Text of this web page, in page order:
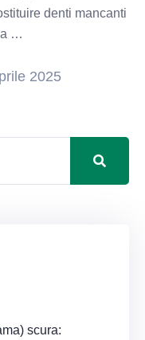
denti mancanti
…
2025
scura: